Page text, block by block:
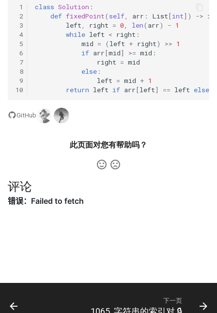
32.2. 从上到下打印二叉树 II
32.3. 从上到下打印二叉树 III
33. 二叉搜索树的后序遍历序
径
37. 序列化二叉树
38. 字符串的排列
28. 展平多级双向链表
29. 排序的循环链表
30. 插入、删除和随机访问都
是 O(1) 的容器
32. 有效的变位词
35. 最小时间差
4.9. 二叉搜索树序列
4.10. 检查子树
4.12. 求和路径
5.1. 插入
5.3. 翻转数位
5.7. 配对交换
1
2
3
4
5
6
7
8
9
10
class Solution :
def fixedPoint( self, arr : List[int]) ->
left, right = 0, len( arr) - 1
while left < right :
mid = ( left + right) >> 1
if arr[mid] >= mid :
right = mid
else :
left = mid + 1
return left if arr[left] == left else
GitHub
此页面对您有帮助吗？
评论
下一页